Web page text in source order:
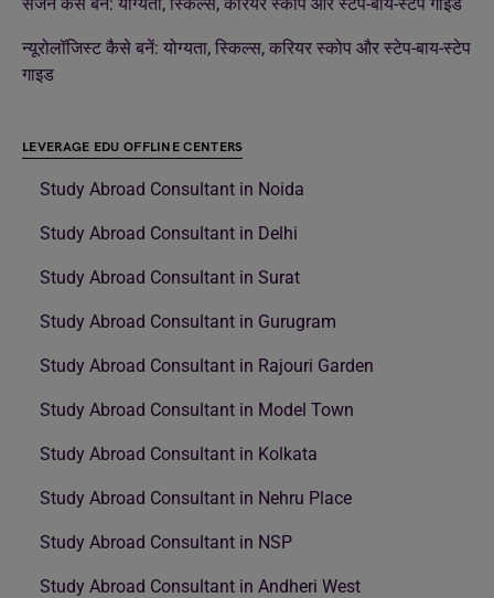
न्यूरोलॉजिस्ट कैसे बनें: योग्यता, स्किल्स, करियर स्कोप और स्टेप-बाय-स्टेप
गाइड
LEVERAGE EDU OFFLINE CENTERS
Study Abroad Consultant in Noida
Study Abroad Consultant in Delhi
Study Abroad Consultant in Surat
Study Abroad Consultant in Gurugram
Study Abroad Consultant in Rajouri Garden
Study Abroad Consultant in Model Town
Study Abroad Consultant in Kolkata
Study Abroad Consultant in Nehru Place
Study Abroad Consultant in NSP
Study Abroad Consultant in Andheri West